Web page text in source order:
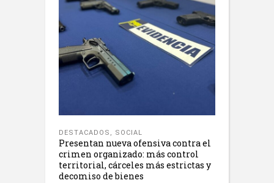
DESTACADOS , SOCIAL
Presentan nueva ofensiva contra el
crimen organizado: más control
territorial, cárceles más estrictas y
decomiso de bienes